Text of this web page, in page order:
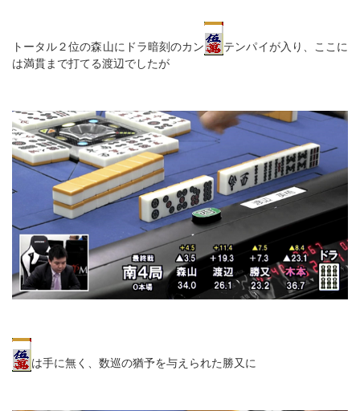
トータル２位の森山にドラ暗刻のカン
テンパイが入り、ここに
は満貫まで打てる渡辺でしたが
は手に無く、数巡の猶予を与えられた勝又に